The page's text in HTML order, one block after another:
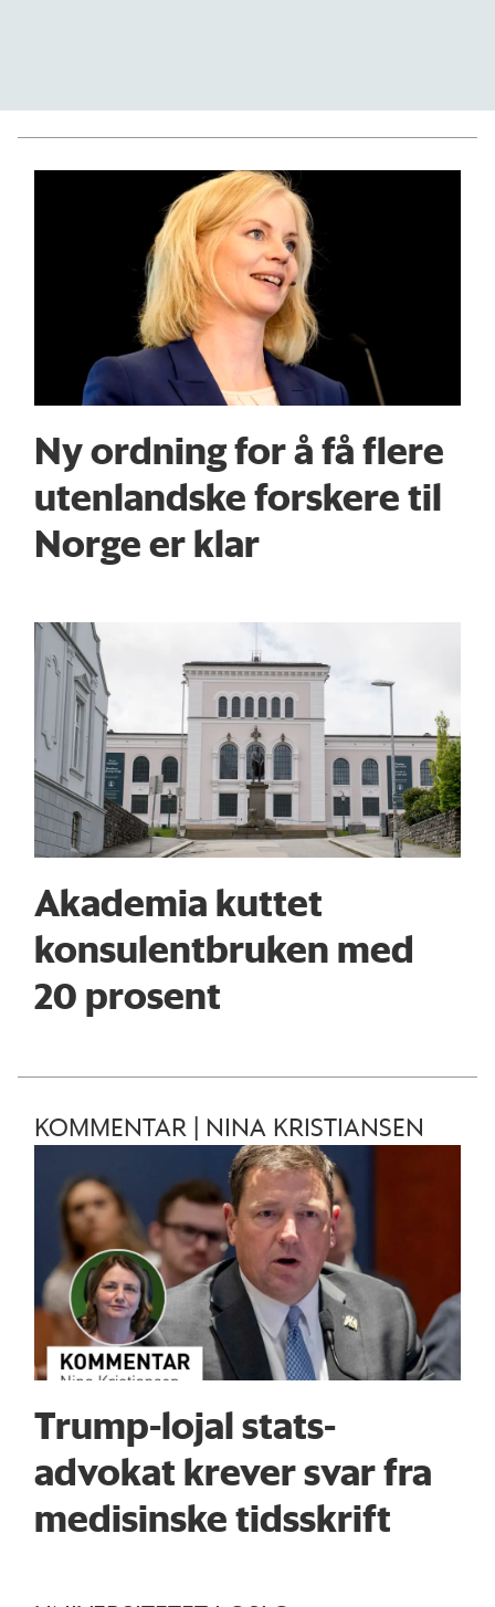
Ny ordning for å få flere
utenlandske forskere til
Norge er klar
Akademia kuttet
konsulentbruken med
20 prosent
KOMMENTAR | NINA KRISTIANSEN
Trump-lojal stats­
advokat krever svar fra
medisinske tidsskrift